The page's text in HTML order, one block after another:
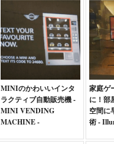
MINIのかわいいインタ
ラクティブ自動販売機 -
MINI VENDING
MACHINE -
家庭ゲ
に！部
空間に
術 -